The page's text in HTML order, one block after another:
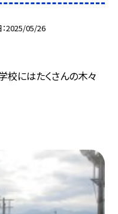
2025/05/26
校にはたくさんの木々